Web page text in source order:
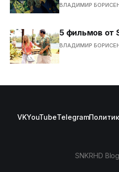
ВЛАДИМИР
5 фильмов от
ВЛАДИМИР
VKYouTubeTelegram
SNKRHD